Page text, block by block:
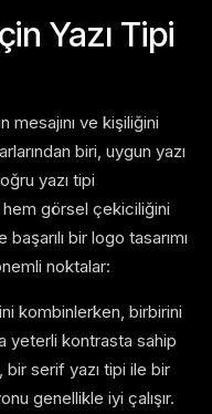
Yazı Tipi
mesajını ve kişiliğini
biri, uygun yazı
yazı tipi
hem görsel çekiciliğini
bir logo tasarımı
noktalar:
kombinlerken, birbirini
yeterli kontrasta sahip
serif yazı tipi ile bir
genellikle iyi çalışır.